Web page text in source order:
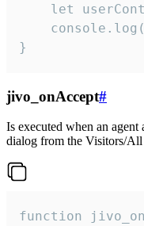
let
}
jivo_onAccept#
Is executed when an agent
dialog from the Visitors/All
function